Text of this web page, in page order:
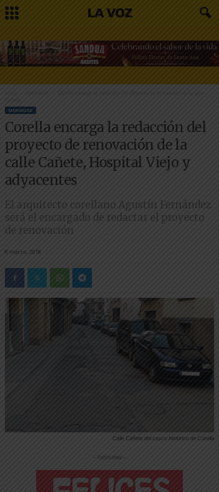
Inicio
Corella encarga la redacción del proyecto de renovación de la calle
MERINDAD
Corella encarga la redacción del
proyecto de renovación de la
calle Cañete, Hospital Viejo y
adyacentes
El arquitecto corellano Agustín Fernández
será el encargado de redactar el proyecto
de renovación
8 marzo, 2018
Calle Cañete del casco histórico de Corella
-- Publicidad --